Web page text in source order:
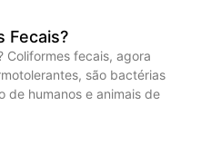
Fecais?
Coliformes fecais, agora
são bactérias